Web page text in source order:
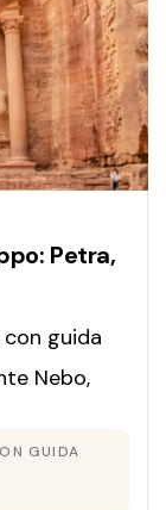
Petra,
guida
Nebo,
GUIDA